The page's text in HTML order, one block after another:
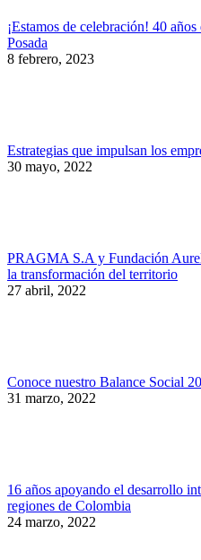
¡Estamos de celebración! 40
Posada
8 febrero, 2023
Estrategias que impulsan los
30 mayo, 2022
PRAGMA S.A y Fundación
la transformación del territorio
27 abril, 2022
Conoce nuestro Balance Social
31 marzo, 2022
16 años apoyando el desarrollo
regiones de Colombia
24 marzo, 2022